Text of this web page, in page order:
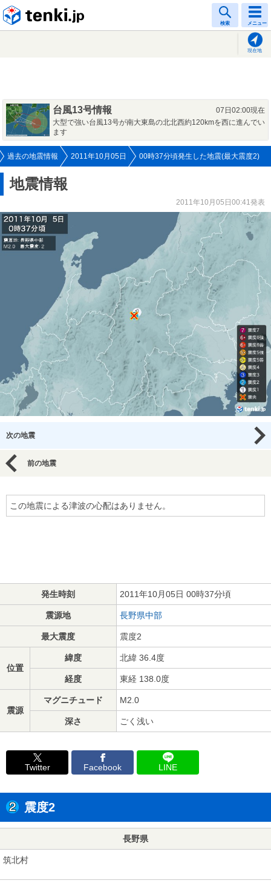
検索 メニュー
現在地
台風13号情報
07日02:00現在
大型で強い台風13号が南大東島の北北西約120kmを西に進んでい
ます
過去の地震情報 2011年10月05日 00時37分頃発生した地震(最大震度2)
地震情報
2011年10月05日00:41発表
次の地震
前の地震
この地震による津波の心配はありません。
発生時刻 2011年10月05日 00時37分頃
震源地 長野県中部
最大震度 震度2
位置
緯度 北緯 36.4度
経度 東経 138.0度
震源
マグニチュード M2.0
深さ ごく浅い
Twitter Facebook LINE
震度2
長野県
筑北村